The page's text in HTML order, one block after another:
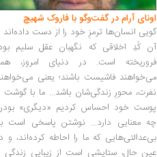
اونای آرام در گفت‌وگو با فاروک شهیچ‭
گویی انسان‌ها ترمزِ خود را از دست داده‌اند
آن کُدِ اخلاقی که نگهبان عقل سلیم
فروریخته است. در دنیای امروز،
می‌خواهند فاشیست باشند؛ یعنی
نفرت، محورِ زندگی‌شان باشد... ما با گوشت
پوست خود احساس کردیم «دیگری»
چه معنایی دارد... نوشتن پاسخی است
بی‌عدالتی‌هایی که ما را احاطه کرده‌اند، و
عین حال، ستایشی است از زیبایی زندگی